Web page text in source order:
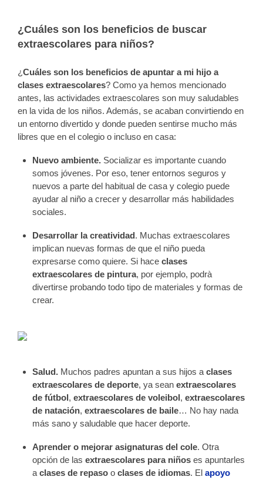
¿Cuáles son los beneficios de buscar
extraescolares para niños?
¿Cuáles son los beneficios de apuntar a mi hijo a
clases extraescolares? Como ya hemos mencionado
antes, las actividades extraescolares son muy saludables
en la vida de los niños. Además, se acaban convirtiendo en
un entorno divertido y donde pueden sentirse mucho más
libres que en el colegio o incluso en casa:
Nuevo ambiente. Socializar es importante cuando
somos jóvenes. Por eso, tener entornos seguros y
nuevos a parte del habitual de casa y colegio puede
ayudar al niño a crecer y desarrollar más habilidades
sociales.
Desarrollar la creatividad. Muchas extraescolares
implican nuevas formas de que el niño pueda
expresarse como quiere. Si haceclases
extraescolares de pintura, por ejemplo, podrà
divertirse probando todo tipo de materiales y formas de
crear.
Salud. Muchos padres apuntan a sus hijos a clases
extraescolares de deporte, ya seanextraescolares
de fútbol,extraescolares de voleibol,extraescolares
de natación,extraescolares de baile… No hay nada
más sano y saludable que hacer deporte.
Aprender o mejorar asignaturas del cole. Otra
opción de lasextraescolares para niños es apuntarles
a clases de repaso oclases de idiomas. Elapoyo